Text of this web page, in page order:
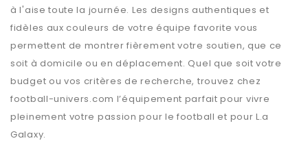
à l'aise toute la journée. Les designs authentiques et
fidèles aux couleurs de votre équipe favorite vous
permettent de montrer fièrement votre soutien, que ce
soit à domicile ou en déplacement. Quel que soit votre
budget ou vos critères de recherche, trouvez chez
football-univers.com l’équipement parfait pour vivre
pleinement votre passion pour le football et pourL.a
Galaxy.